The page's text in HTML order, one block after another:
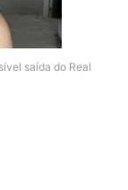
saída do Real